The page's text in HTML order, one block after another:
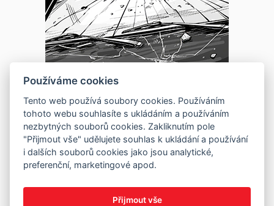
Používáme cookies
Tento web používá soubory cookies. Používáním
tohoto webu souhlasíte s ukládáním a používáním
nezbytných souborů cookies. Zakliknutím pole
"Přijmout vše" udělujete souhlas k ukládání a používání
i dalších souborů cookies jako jsou analytické,
preferenční, marketingové apod.
Přijmout vše